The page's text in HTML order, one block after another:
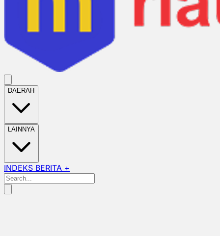
DAERAH
LAINNYA
INDEKS BERITA +